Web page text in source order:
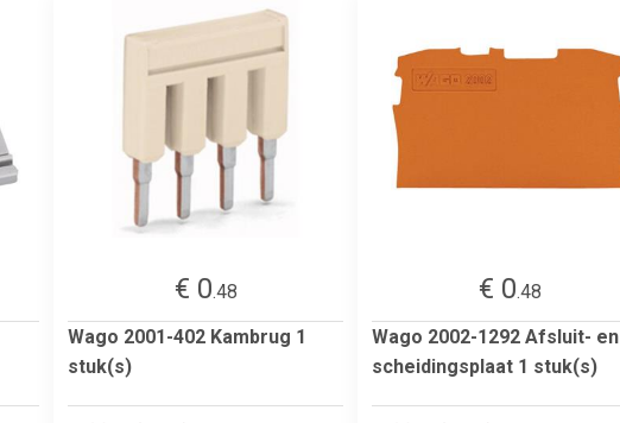
€ 0.48
Wago 2001-402 Kambrug 1
stuk(s)
€ 0.48
Wago 2002-1292 Afsluit- en
scheidingsplaat 1 stuk(s)